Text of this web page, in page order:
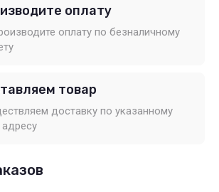
оплату
оплату по безналичному
товар
доставку по указанному